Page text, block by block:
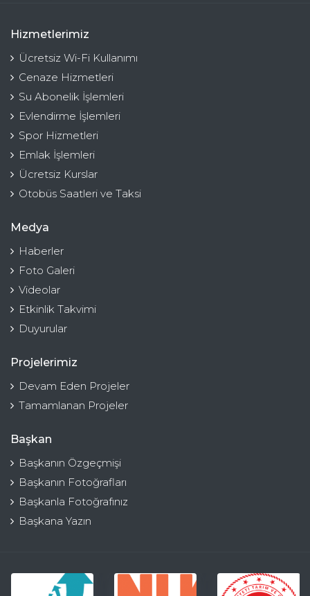
Hizmetlerimiz
Ücretsiz Wi-Fi Kullanımı
Cenaze Hizmetleri
Su Abonelik İşlemleri
Evlendirme İşlemleri
Spor Hizmetleri
Emlak İşlemleri
Ücretsiz Kurslar
Otobüs Saatleri ve Taksi
Medya
Haberler
Foto Galeri
Videolar
Etkinlik Takvimi
Duyurular
Projelerimiz
Devam Eden Projeler
Tamamlanan Projeler
Başkan
Başkanın Özgeçmişi
Başkanın Fotoğrafları
Başkanla Fotoğrafınız
Başkana Yazın